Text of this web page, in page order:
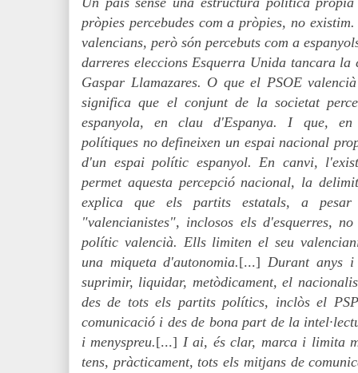
pròpies percebudes com a pròpies, no
valencians, però són percebuts com a
darreres eleccions Esquerra Unida tancara la
Gaspar Llamazares. O que el PSOE
significa que el conjunt de la societat
espanyola, en clau d'Espanya. I que, en
polítiques no defineixen un espai nacional
d'un espai polític espanyol. En canvi,
permet aquesta percepció nacional, la
explica que els partits estatals, a
"valencianistes", inclosos els d'esquerres,
polític valencià. Ells limiten el seu
una miqueta d'autonomia.[...]Durant anys i
suprimir, liquidar, metòdicament, el
des de tots els partits polítics, inclòs el
comunicació i des de bona part de la
i menyspreu.[...] I ai, és clar, marca i limita
tens, pràcticament, tots els mitjans de